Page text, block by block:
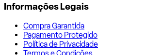
Informações Legais
Compra Garantida
Pagamento Protegido
Política de Privacidade
Termos e Condições